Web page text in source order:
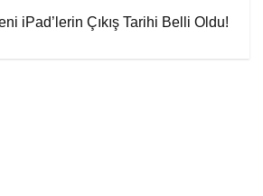
iPad’lerin Çıkış Tarihi Belli Oldu!